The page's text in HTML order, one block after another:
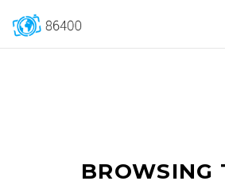
BROWSING